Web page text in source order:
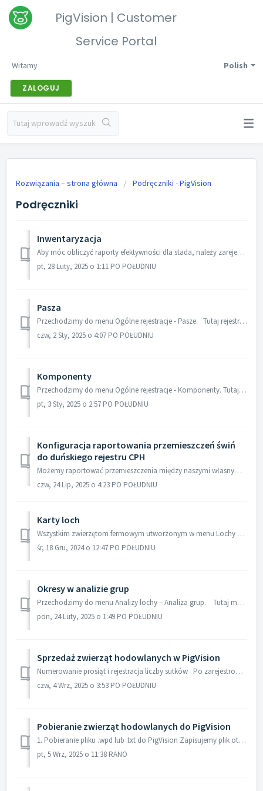
PigVision | Customer
Service Portal
Polish
Witamy
ZALOGUJ
Rozwiązania – strona główna Podręczniki - PigVision
Podręczniki
Inwentaryzacja
Aby móc obliczyć raporty efektywności dla stada, należy zarejestrować liczbę zwierząt w dniu inwentaryzacji, który jest datą końcową okresu rozliczeniowego....
pt, 28 Luty, 2025 o 1:11 PO POŁUDNIU
Pasza
Przechodzimy do menu Ogólne rejestracje - Pasze. Tutaj rejestruje się zużycie, zakup, zapasy i sprzedaż paszy. Dane te są używane do obliczenia zużycia ...
czw, 2 Sty, 2025 o 4:07 PO POŁUDNIU
Komponenty
Przechodzimy do menu Ogólne rejestracje - Komponenty. Tutaj możemy tworzyć i konfigurować różne surowce paszowe i mieszanki pełnoporcjowe używane na fermie...
pt, 3 Sty, 2025 o 2:57 PO POŁUDNIU
Konfiguracja raportowania przemieszczeń świń
do duńskiego rejestru CPH
Możemy raportować przemieszczenia między naszymi własnymi stadami oraz sprzedaż zwierząt z sekcji Młodzież, a także zgłaszać przewóz padłych zwierząt do mie...
czw, 24 Lip, 2025 o 4:23 PO POŁUDNIU
Karty loch
Wszystkim zwierzętom fermowym utworzonym w menu Lochy / knury przypisana jest karta lochy, na której można uzyskać przegląd danych dotyczących lochy. Dos...
śr, 18 Gru, 2024 o 12:47 PO POŁUDNIU
Okresy w analizie grup
Przechodzimy do menu Analizy lochy – Analiza grup. Tutaj można zdecydować, które okresy mają być przyjęte w analizie grup, klikając Edycja. W ...
pon, 24 Luty, 2025 o 1:49 PO POŁUDNIU
Sprzedaż zwierząt hodowlanych w PigVision
Numerowanie prosiąt i rejestracja liczby sutków Po zarejestrowaniu oproszenia lochy możemy ponumerować prosięta z poziomu karty lochy: oraz zarej...
czw, 4 Wrz, 2025 o 3:53 PO POŁUDNIU
Pobieranie zwierząt hodowlanych do PigVision
1. Pobieranie pliku .wpd lub .txt do PigVision Zapisujemy plik otrzymany jako załącznik do wiadomości e-mail w odpowiednim folderze na dysku C:. W PigVisi...
pt, 5 Wrz, 2025 o 11:38 RANO